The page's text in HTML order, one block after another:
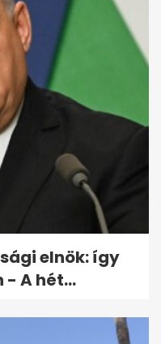
elnök: így
A hét...